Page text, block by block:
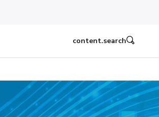
content.search